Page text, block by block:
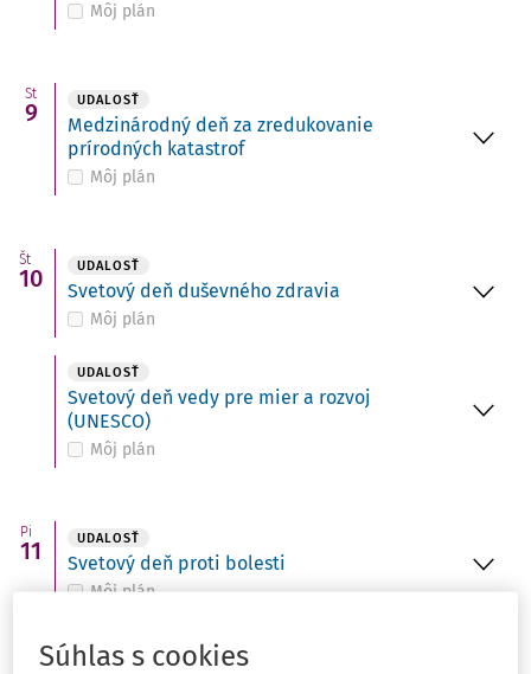
Môj plán
St
9 UDALOSŤ
Medzinárodný deň za zredukovanie
prírodných katastrof
Môj plán
Št
10 UDALOSŤ
Svetový deň duševného zdravia
Môj plán
UDALOSŤ
Svetový deň vedy pre mier a rozvoj
(UNESCO)
Môj plán
Pi
11 UDALOSŤ
Svetový deň proti bolesti
Môj plán
Súhlas s cookies